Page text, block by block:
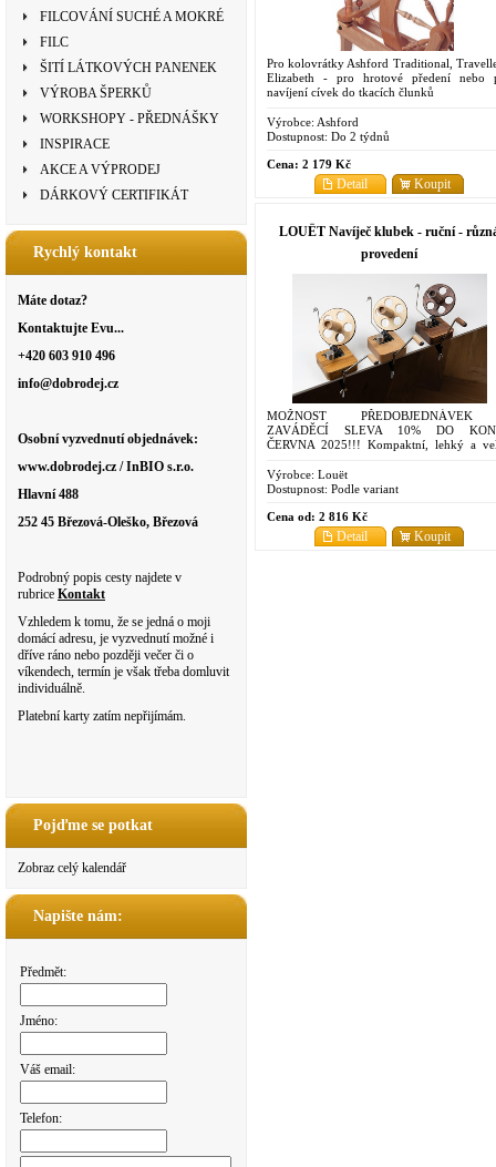
FILCOVÁNÍ SUCHÉ A MOKRÉ
FILC
ŠITÍ LÁTKOVÝCH PANENEK
VÝROBA ŠPERKŮ
WORKSHOPY - PŘEDNÁŠKY
INSPIRACE
AKCE A VÝPRODEJ
DÁRKOVÝ CERTIFIKÁT
Rychlý kontakt
Máte dotaz?
Kontaktujte Evu...
+420 603 910 496
info@dobrodej.cz
Osobní vyzvednutí objednávek:
www.dobrodej.cz / InBIO s.r.o.
Hlavní 488
252 45 Březová-Oleško, Březová
Podrobný popis cesty najdete v
rubrice Kontakt
Vzhledem k tomu, že se jedná o moji
domácí adresu, je vyzvednutí možné i
dříve ráno nebo později večer či o
víkendech, termín je však třeba domluvit
individuálně.
Platební karty zatím nepřijímám.
Pojďme se potkat
Zobraz celý kalendář
Napište nám:
Předmět:
Jméno:
Váš email:
Telefon:
Pro kolovrátky Ashford Traditional,
Elizabeth - pro hrotové předení nebo
navíjení cívek do tkacích člunků
Výrobce: Ashford
Dostupnost: Do 2 týdnů
Cena: 2 179 Kč
Koupit
Detail
LOUËT Navíječ klubek - ruční -
provedení
MOŽNOST
ZAVÁDĚCÍ SLEVA 10% DO
ČERVNA 2025!!! Kompaktní, lehký a
buk, bambus nebo ořech
Výrobce: Louët
Dostupnost: Podle variant
Cena od: 2 816 Kč
Koupit
Detail